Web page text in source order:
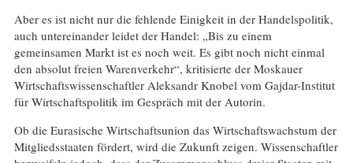
Aber es ist nicht nur die fehlende Einigkeit in der Handelspolitik,
auch untereinander leidet der Handel: „Bis zu einem
gemeinsamen Markt ist es noch weit. Es gibt noch nicht einmal
den absolut freien Warenverkehr“, kritisierte der Moskauer
Wirtschaftswissenschaftler Aleksandr Knobel vom Gajdar-Institut
für Wirtschaftspolitik im Gespräch mit der Autorin.
Ob die Eurasische Wirtschaftsunion das Wirtschaftswachstum der
Mitgliedsstaaten fördert, wird die Zukunft zeigen. Wissenschaftler